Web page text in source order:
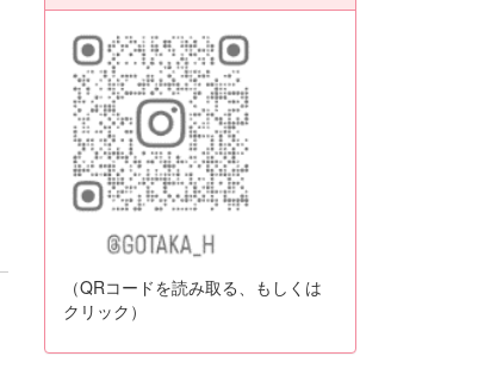
（QRコードを読み取る、もしくは
クリック）